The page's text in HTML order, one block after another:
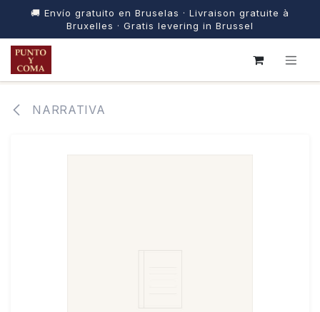
🚚 Envío gratuito en Bruselas · Livraison gratuite à
Bruxelles · Gratis levering in Brussel
IR AL CONTENIDO
NARRATIVA